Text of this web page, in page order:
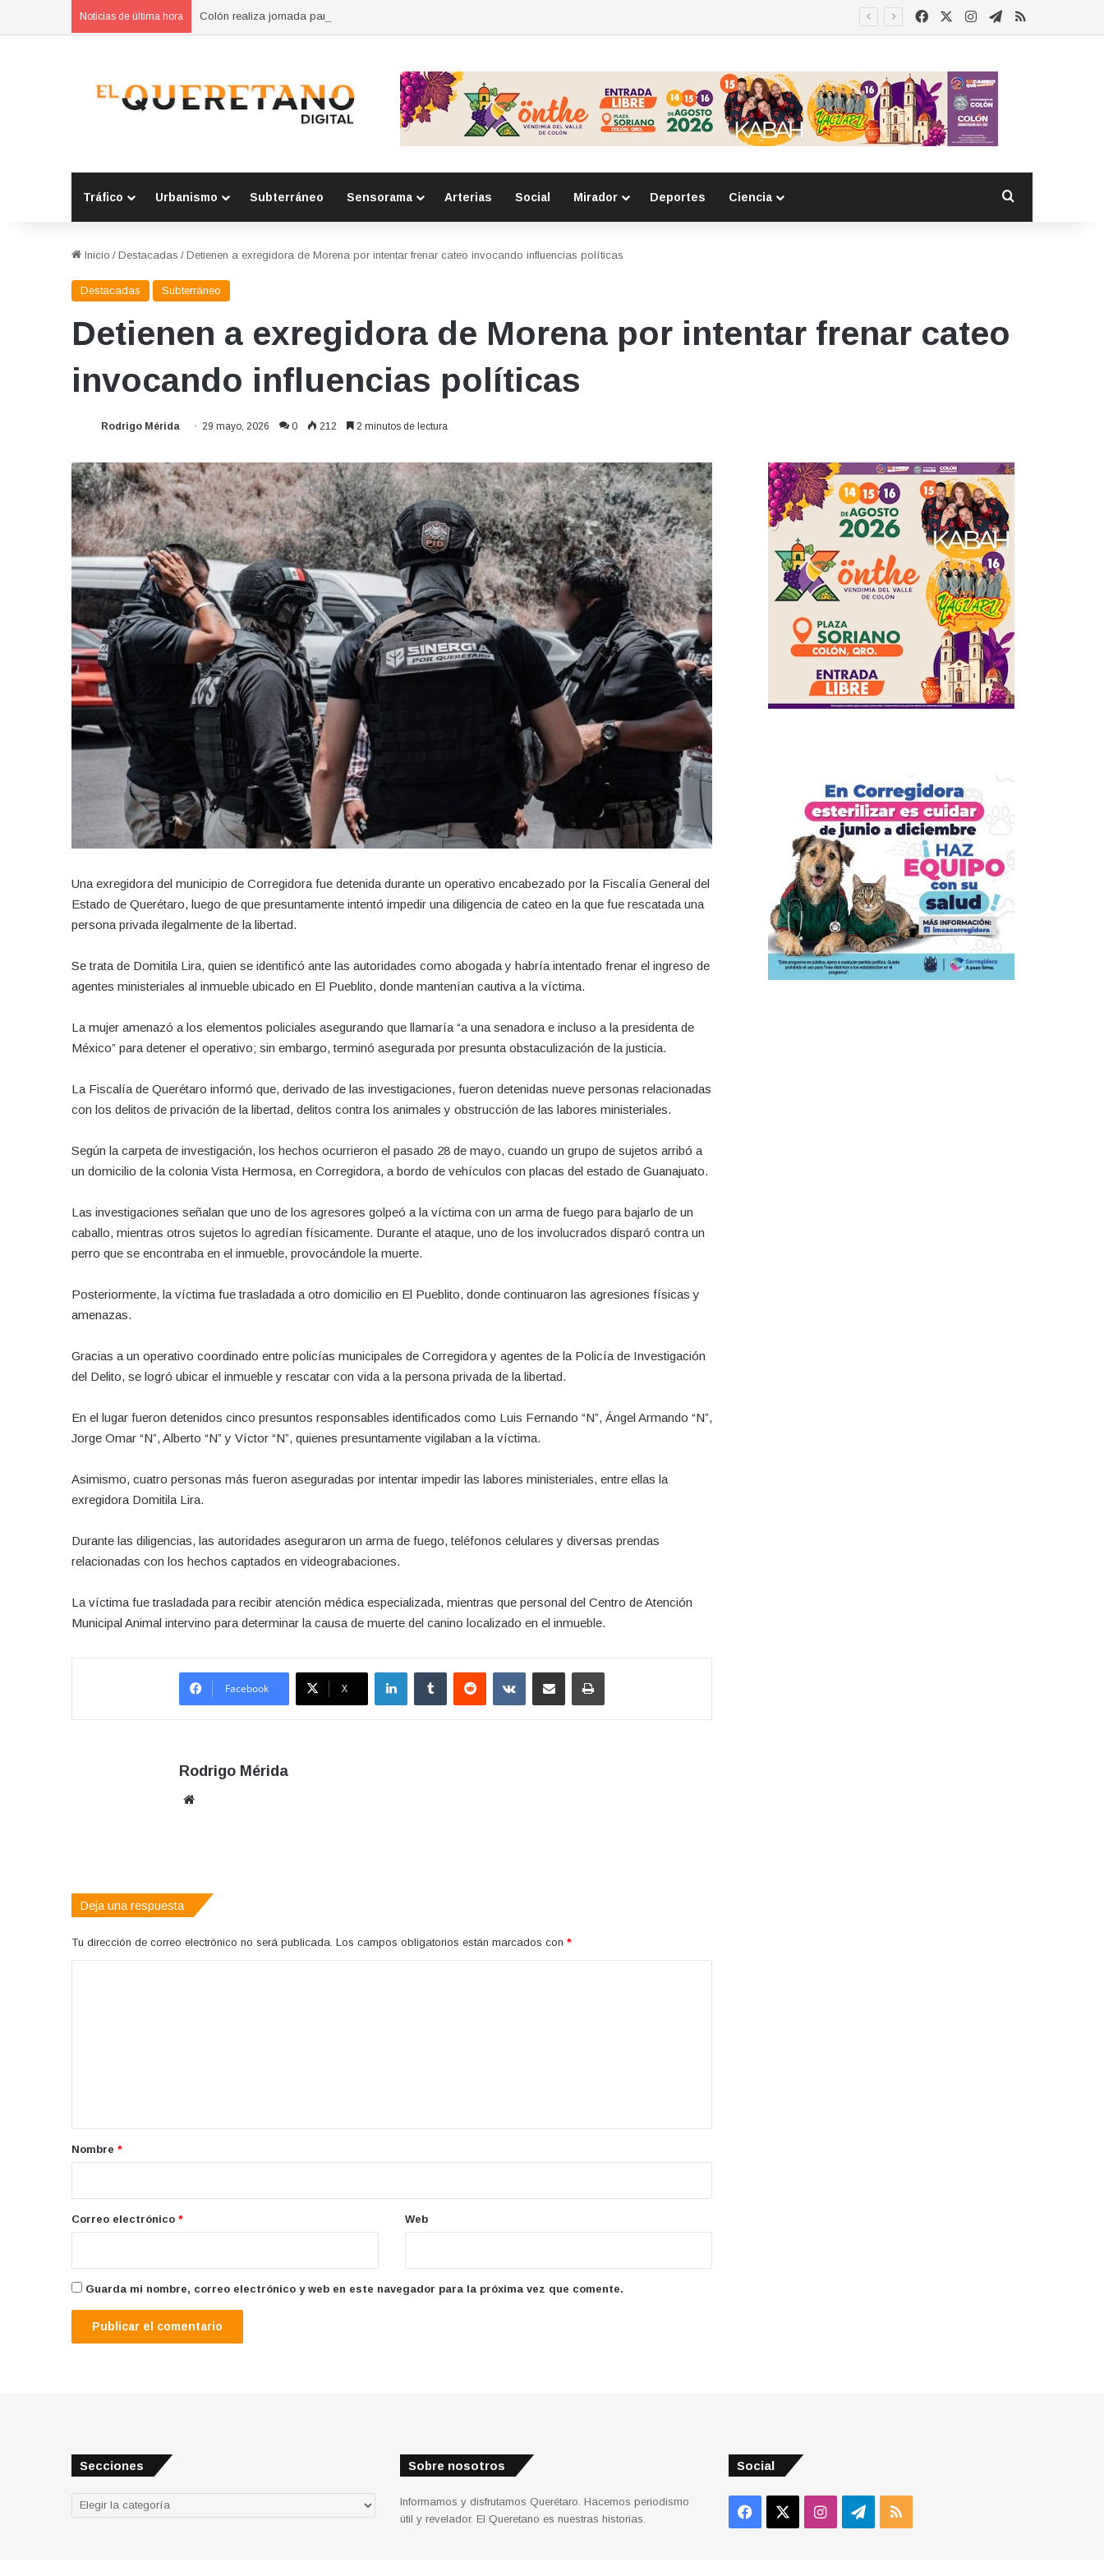
Noticias de última hora Colón realiza jornada para prevenir delitos cibernéticos FacebookInstagram
Telegram
RSS
Tráfico Urbanismo Subterráneo Sensorama Arterias Social Mirador Deportes Ciencia
Inicio / Destacadas / Detienen a exregidora de Morena por intentar frenar cateo invocando influencias políticas
Destacadas Subterráneo
Detienen a exregidora de Morena por intentar frenar cateo
invocando influencias políticas
Rodrigo Mérida 29 mayo, 2026 0 212 2 minutos de lectura
Una exregidora del municipio de Corregidora fue detenida durante un operativo encabezado por la Fiscalía General del
Estado de Querétaro, luego de que presuntamente intentó impedir una diligencia de cateo en la que fue rescatada una
persona privada ilegalmente de la libertad.
Se trata de Domitila Lira, quien se identificó ante las autoridades como abogada y habría intentado frenar el ingreso de
agentes ministeriales al inmueble ubicado en El Pueblito, donde mantenían cautiva a la víctima.
La mujer amenazó a los elementos policiales asegurando que llamaría “a una senadora e incluso a la presidenta de
México” para detener el operativo; sin embargo, terminó asegurada por presunta obstaculización de la justicia.
La Fiscalía de Querétaro informó que, derivado de las investigaciones, fueron detenidas nueve personas relacionadas
con los delitos de privación de la libertad, delitos contra los animales y obstrucción de las labores ministeriales.
Según la carpeta de investigación, los hechos ocurrieron el pasado 28 de mayo, cuando un grupo de sujetos arribó a
un domicilio de la colonia Vista Hermosa, en Corregidora, a bordo de vehículos con placas del estado de Guanajuato.
Las investigaciones señalan que uno de los agresores golpeó a la víctima con un arma de fuego para bajarlo de un
caballo, mientras otros sujetos lo agredían físicamente. Durante el ataque, uno de los involucrados disparó contra un
perro que se encontraba en el inmueble, provocándole la muerte.
Posteriormente, la víctima fue trasladada a otro domicilio en El Pueblito, donde continuaron las agresiones físicas y
amenazas.
Gracias a un operativo coordinado entre policías municipales de Corregidora y agentes de la Policía de Investigación
del Delito, se logró ubicar el inmueble y rescatar con vida a la persona privada de la libertad.
En el lugar fueron detenidos cinco presuntos responsables identificados como Luis Fernando “N”, Ángel Armando “N”,
Jorge Omar “N”, Alberto “N” y Víctor “N”, quienes presuntamente vigilaban a la víctima.
Asimismo, cuatro personas más fueron aseguradas por intentar impedir las labores ministeriales, entre ellas la
exregidora Domitila Lira.
Durante las diligencias, las autoridades aseguraron un arma de fuego, teléfonos celulares y diversas prendas
relacionadas con los hechos captados en videograbaciones.
La víctima fue trasladada para recibir atención médica especializada, mientras que personal del Centro de Atención
Municipal Animal intervino para determinar la causa de muerte del canino localizado en el inmueble.
Facebook X
LinkedInTumblr Reddit VKontakteCompartir por correo electrónicoImprimir
Rodrigo Mérida
Deja una respuesta
Tu dirección de correo electrónico no será publicada. Los campos obligatorios están marcados con *
r
*
Nombre *
Correo electrónico * Web
Guarda mi nombre, correo electrónico y web en este navegador para la próxima vez que comente.
Secciones
Secciones
Sobre nosotros
Informamos y disfrutamos Querétaro. Hacemos periodismo
útil y revelador. El Queretano es nuestras historias.
Social
Facebook InstagramTelegram
RSS